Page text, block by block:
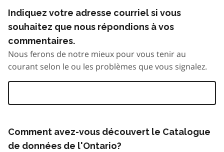
Indiquez votre adresse courriel si vous
souhaitez que nous répondions à vos
commentaires.
Nous ferons de notre mieux pour vous tenir au
courant selon le ou les problèmes que vous signalez.
Comment avez-vous découvert le Catalogue
de données de l'Ontario?